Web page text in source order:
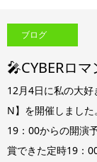
ブログ
🎤CYBERロ
12月4日に私の大好
N】を開催しました。
19：00からの開演
賞できた定時19：